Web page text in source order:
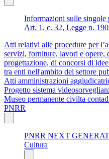
Informazioni sulle singole
Art. 1, c. 32, Legge n.
Atti relativi alle procedure per
servizi, forniture, lavori e opere,
progettazione, di concorsi di
tra enti nell'ambito del settore
Atti amministrazioni
Progetto sistema
Museo permanente civilta
PNRR
PNRR NEXT
Cultura